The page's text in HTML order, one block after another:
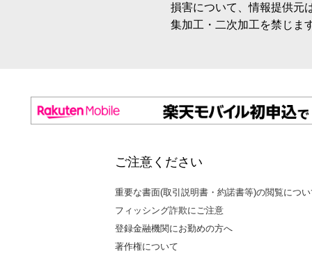
損害について、情報提供元
集加工・二次加工を禁じま
ご注意ください
重要な書面(取引説明書・約諾書等)の閲覧につ
フィッシング詐欺にご注意
登録金融機関にお勤めの方へ
著作権について